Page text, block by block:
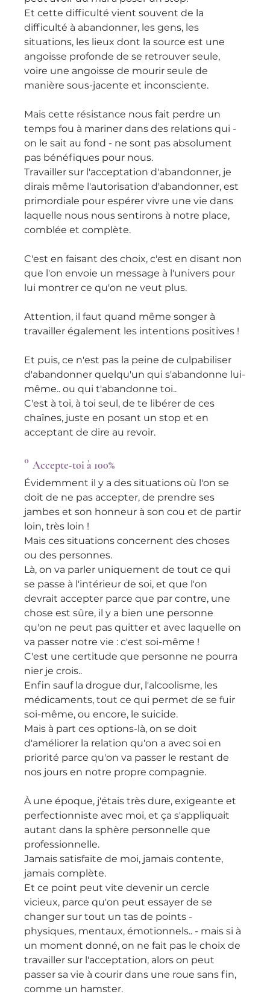
Et cette difficulté vient souvent de la
difficulté à abandonner, les gens, les
situations, les lieux dont la source est une
angoisse profonde de se retrouver seule,
voire une angoisse de mourir seule de
manière sous-jacente et inconsciente.
Mais cette résistance nous fait perdre un
temps fou à mariner dans des relations qui -
on le sait au fond - ne sont pas absolument
pas bénéfiques pour nous.
Travailler sur l'acceptation d'abandonner, je
dirais même l'autorisation d'abandonner, est
primordiale pour espérer vivre une vie dans
laquelle nous nous sentirons à notre place,
comblée et complète.
C'est en faisant des choix, c'est en disant non
que l'on envoie un message à l'univers pour
lui montrer ce qu'on ne veut plus.
Attention, il faut quand même songer à
travailler également les intentions positives !
Et puis, ce n'est pas la peine de culpabiliser
d'abandonner quelqu'un qui s'abandonne lui-
même.. ou qui t'abandonne toi..
C'est à toi, à toi seul, de te libérer de ces
chaînes, juste en posant un stop et en
acceptant de dire au revoir.
° Accepte-toi à 100%
Évidemment il y a des situations où l'on se
doit de ne pas accepter, de prendre ses
jambes et son honneur à son cou et de partir
loin, très loin !
Mais ces situations concernent des choses
ou des personnes.
Là, on va parler uniquement de tout ce qui
se passe à l'intérieur de soi, et que l'on
devrait accepter parce que par contre, une
chose est sûre, il y a bien une personne
qu'on ne peut pas quitter et avec laquelle on
va passer notre vie : c'est soi-même !
C'est une certitude que personne ne pourra
nier je crois..
Enfin sauf la drogue dur, l'alcoolisme, les
médicaments, tout ce qui permet de se fuir
soi-même, ou encore, le suicide.
Mais à part ces options-là, on se doit
d'améliorer la relation qu'on a avec soi en
priorité parce qu'on va passer le restant de
nos jours en notre propre compagnie.
À une époque, j'étais très dure, exigeante et
perfectionniste avec moi, et ça s'appliquait
autant dans la sphère personnelle que
professionnelle.
Jamais satisfaite de moi, jamais contente,
jamais complète.
Et ce point peut vite devenir un cercle
vicieux, parce qu'on peut essayer de se
changer sur tout un tas de points -
physiques, mentaux, émotionnels.. - mais si à
un moment donné, on ne fait pas le choix de
travailler sur l'acceptation, alors on peut
passer sa vie à courir dans une roue sans fin,
comme un hamster.